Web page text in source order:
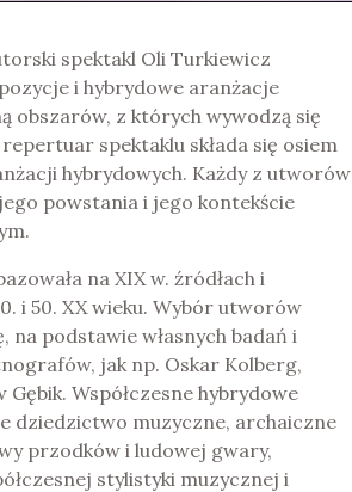
spektakl Oli Turkiewicz
i hybrydowe aranżacje
obszarów, z których wywodzą się
spektaklu składa się osiem
hybrydowych. Każdy z utworów
powstania i jego kontekście
na XIX w. źródłach i
i 50. XX wieku. Wybór utworów
podstawie własnych badań i
jak np. Oskar Kolberg,
Współczesne hybrydowe
dziedzictwo muzyczne, archaiczne
przodków i ludowej gwary,
stylistyki muzycznej i